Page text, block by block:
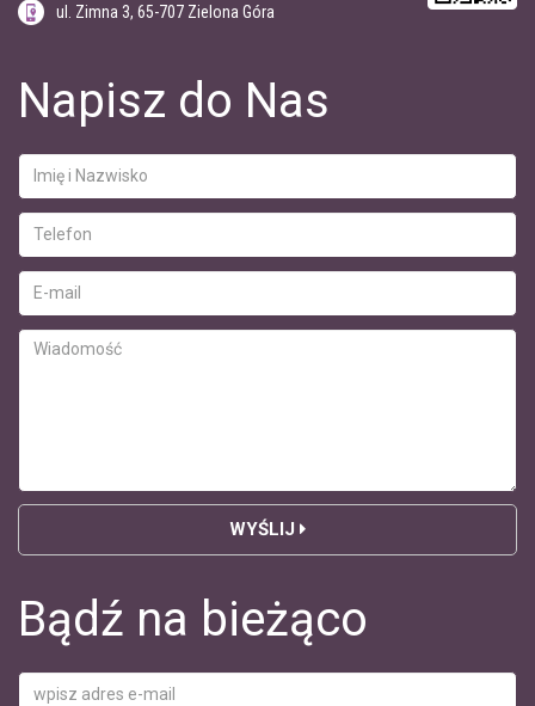
ul.
Zimna 3, 65-707 Zielona Góra
Napisz do Nas
WYŚLIJ
Bądź na bieżąco